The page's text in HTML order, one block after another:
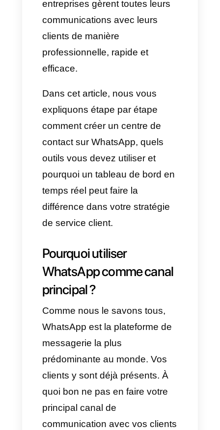
permet également de
communiquer avec des
entreprises, de planifier des
réunions, de passer des
encore. Elle s'est transformée
en un centre de contact où les
entreprises gèrent toutes leurs
clients de manière
professionnelle, rapide et
efficace.
Dans cet article, nous vous
expliquons étape par étape
comment créer un centre de
contact sur WhatsApp, quels
outils vous devez utiliser et
pourquoi un tableau de bord en
temps réel peut faire la
différence dans votre stratégie
de service client.